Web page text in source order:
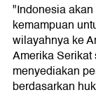
"Indonesia
kemampuan
wilayahnya ke
Amerika
menyediakan
berdasarkan